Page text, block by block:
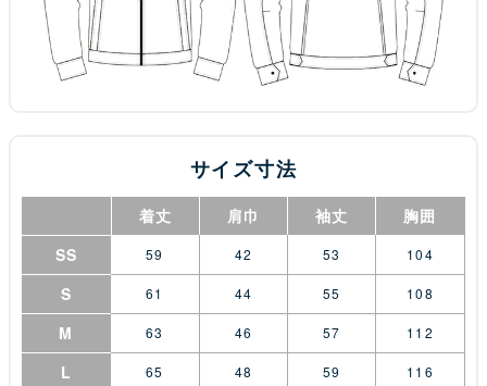
サイズ寸法
着丈 肩巾 袖丈
胸囲
SS
59 42 53 104
S 61 44 55 108
M 63 46 57 112
L 65 48 59 116